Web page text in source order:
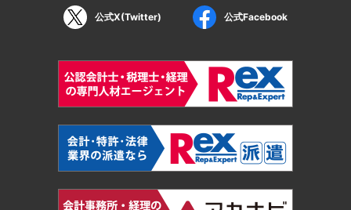
公式X(Twitter) 公式Facebook